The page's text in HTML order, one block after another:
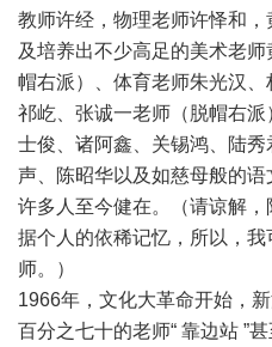
教师许经，物理老师许怿和
及培养出不少高足的美术老
帽右派）、体育老师朱光汉
祁屹、张诚一老师（脱帽右
士俊、诸阿鑫、关锡鸿、陆
声、陈昭华以及如慈母般的
许多人至今健在。（请谅解
据个人的依稀记忆，所以，
师。）
1966年，文化大革命开始，
百分之七十的老师“ 靠边站 ”